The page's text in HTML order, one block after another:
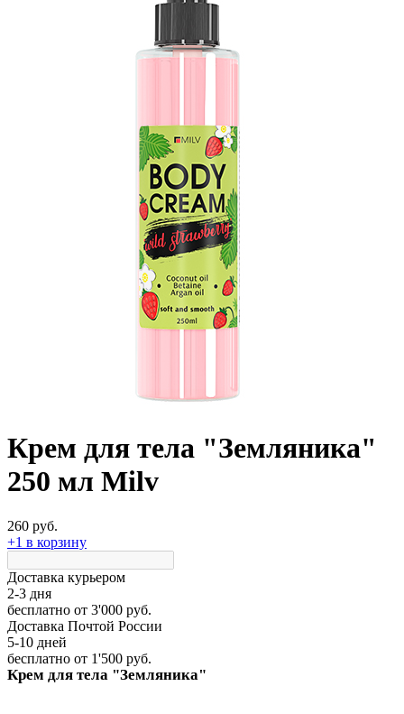
Крем для тела "Земляника"
250 мл Milv
260 руб.
+1 в корзину
Доставка курьером
2-3 дня
бесплатно от 3'000 руб.
Доставка Почтой России
5-10 дней
бесплатно от 1'500 руб.
Крем для тела "Земляника"